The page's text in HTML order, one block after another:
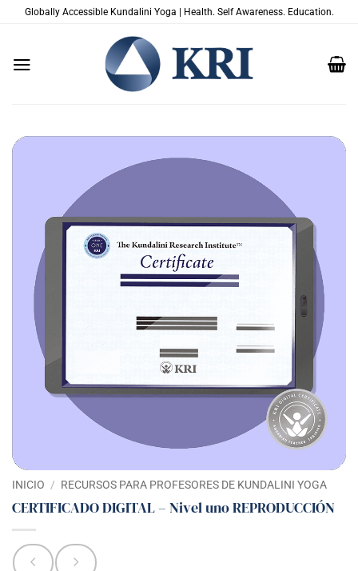
SaltarGlobally Accessible Kundalini Yoga | Health. Self Awareness. Education.
INICIO / RECURSOS PARA PROFESORES DE KUNDALINI YOGA
CERTIFICADO DIGITAL – Nivel uno REPRODUCCIÓN